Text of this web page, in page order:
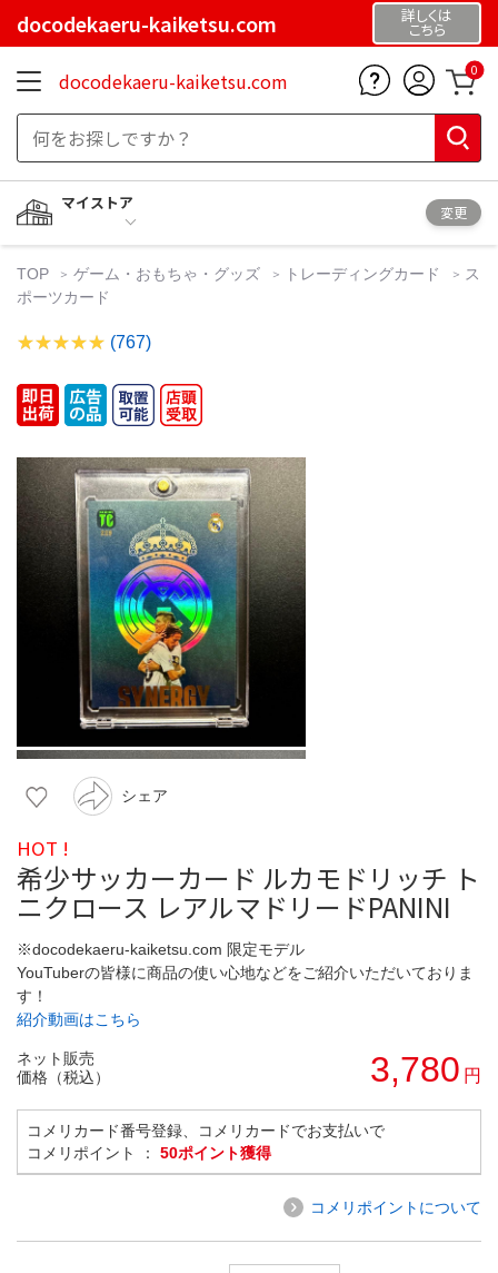
docodekaeru-kaiketsu.com 詳しくは
こちら
docodekaeru-kaiketsu.com 0
マイストア
変更
TOP ゲーム・おもちゃ・グッズ トレーディングカード
ス
ポーツカード
(767)
シェア
HOT !
希少サッカーカード ルカモドリッチ ト
ニクロース レアルマドリードPANINI
※docodekaeru-kaiketsu.com 限定モデル
YouTuberの皆様に商品の使い心地などをご紹介いただいておりま
す！
紹介動画はこちら
ネット販売
価格（税込）
3,780 円
コメリカード番号登録、コメリカードでお支払いで
コメリポイント ： 50ポイント獲得
コメリポイントについて